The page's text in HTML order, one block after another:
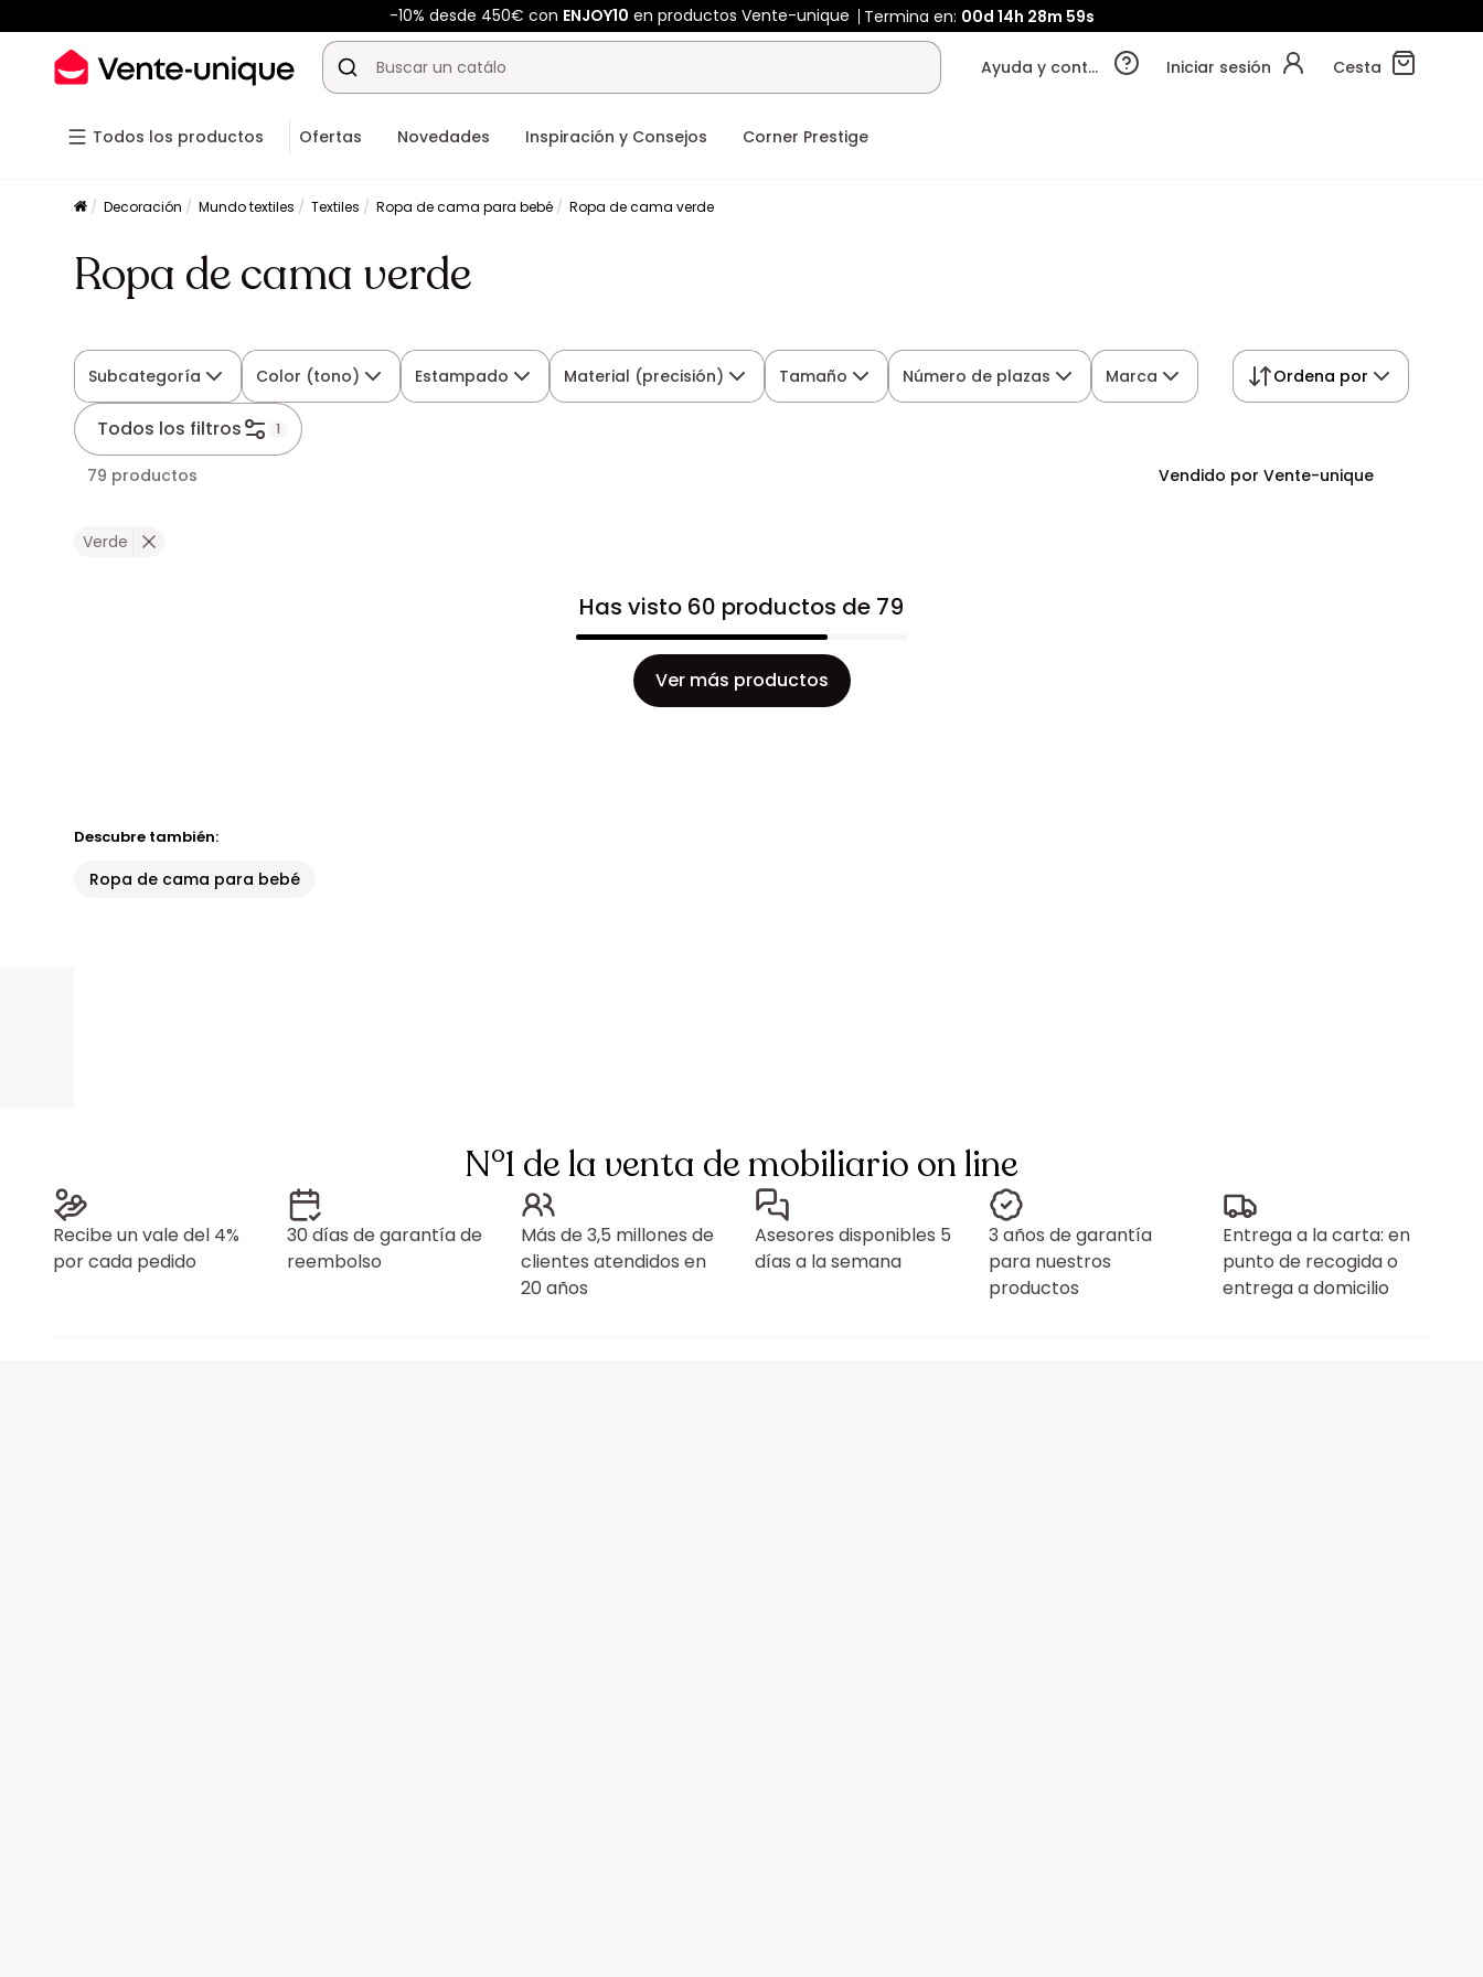
-10% desde 450€ con ENJOY10 en productos Vente-unique Termina en: 00d 14h 28m 58s
Ayuda y contacto Iniciar sesión Cesta
Todos los productos Ofertas Novedades Inspiración y Consejos Corner Prestige
Decoración Mundo textiles Textiles Ropa de cama para bebé Ropa de cama verde
Ropa de cama verde
Subcategoría Color (tono) Estampado Material (precisión) Tamaño Número de plazas Marca
Todos los filtros 1
Ordena por
79 productos Vendido por Vente-unique
Verde
Has visto 60 productos de 79
Ver más productos
Descubre también:
Ropa de cama para bebé
N°1 de la venta de mobiliario on line
Recibe un vale del 4%
por cada pedido
30 días de garantía de
reembolso
Más de 3,5 millones de
clientes atendidos en
20 años
Asesores disponibles 5
días a la semana
3 años de garantía
para nuestros
productos
Entrega a la carta: en
punto de recogida o
entrega a domicilio